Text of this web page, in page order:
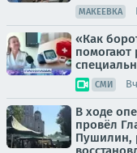
МАКЕЕВКА
«Как
помогают
СМИ
В ходе
провёл
Пушилин,